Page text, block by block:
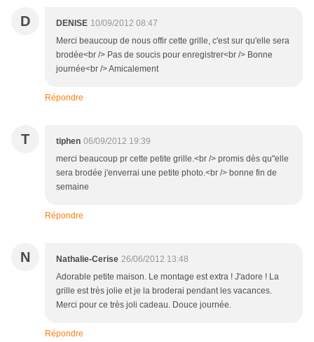
D DENISE 10/09/2012 08:47
Merci beaucoup de nous offir cette grille, c'est sur qu'elle sera
brodée<br /> Pas de soucis pour enregistrer<br /> Bonne
journée<br /> Amicalement
Répondre
T tiphen 06/09/2012 19:39
merci beaucoup pr cette petite grille.<br /> promis dès qu"elle
sera brodée j'enverrai une petite photo.<br /> bonne fin de
semaine
Répondre
N Nathalie-Cerise 26/06/2012 13:48
Adorable petite maison. Le montage est extra ! J'adore ! La
grille est très jolie et je la broderai pendant les vacances.
Merci pour ce très joli cadeau. Douce journée.
Répondre